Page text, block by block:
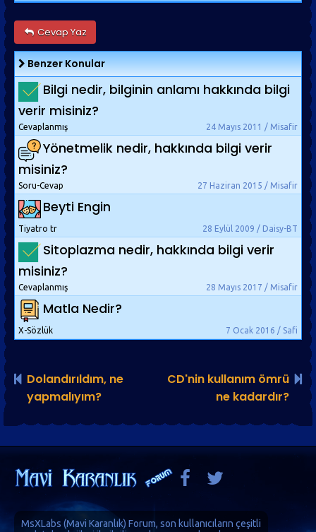
Cevap Yaz
Benzer Konular
Bilgi nedir, bilginin anlamı hakkında bilgi
verir misiniz?
24 Mayıs 2011 / Misafir
Cevaplanmış
Yönetmelik nedir, hakkında bilgi verir
misiniz?
27 Haziran 2015 / Misafir
Soru-Cevap
Beyti Engin
28 Eylül 2009 / Daisy-BT
Tiyatro tr
Sitoplazma nedir, hakkında bilgi verir
misiniz?
28 Mayıs 2017 / Misafir
Cevaplanmış
Matla Nedir?
7 Ocak 2016 / Safi
X-Sözlük
Dolandırıldım, ne
yapmalıyım?
CD'nin kullanım ömrü
ne kadardır?
MsXLabs (Mavi Karanlık) Forum, son kullanıcıların çeşitli